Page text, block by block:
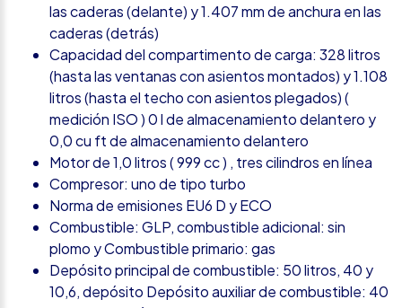
las caderas (delante) y 1.407 mm de anchura en las
caderas (detrás)
Capacidad del compartimento de carga: 328 litros
(hasta las ventanas con asientos montados) y 1.108
litros (hasta el techo con asientos plegados) (
medición ISO ) 0 l de almacenamiento delantero y
0,0 cu ft de almacenamiento delantero
Motor de 1,0 litros ( 999 cc ) , tres cilindros en línea
Compresor: uno de tipo turbo
Norma de emisiones EU6 D y ECO
Combustible: GLP, combustible adicional: sin
plomo y Combustible primario: gas
Depósito principal de combustible: 50 litros, 40 y
10,6, depósito Depósito auxiliar de combustible: 40